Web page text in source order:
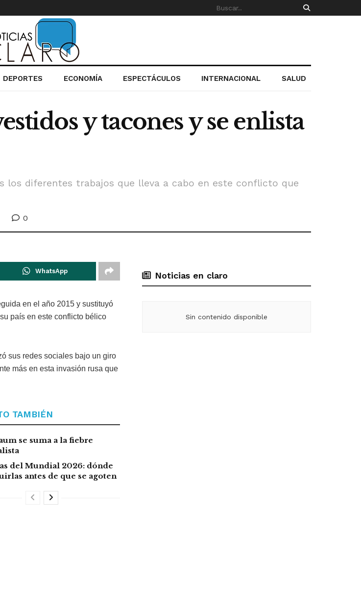
DEPORTES ECONOMÍA ESPECTÁCULOS INTERNACIONAL SALUD
y tacones y se enlista
los diferentes trabajos que lleva a cabo en este conflicto que
0
WhatsApp
en el año 2015 y sustituyó
país en este conflicto bélico
sus redes sociales bajo un giro
más en esta invasión rusa que
TAMBIÉN
se suma a la fiebre
del Mundial 2026: dónde
antes de que se agoten
Noticias en claro
Sin contenido disponible